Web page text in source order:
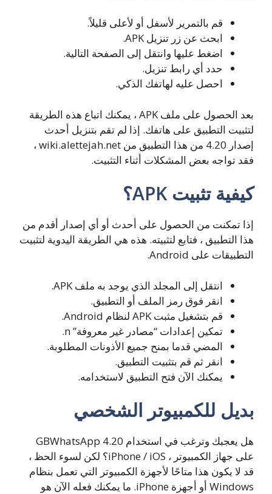
قم بالتمرير لأسفل أو لأعلى قليلاً.
ابحث عن زر تنزيل APK.
اضغط عليها وانتقل إلى الصفحة التالية.
حدد أي رابط تنزيل.
احصل عليه لهاتفك الذكي.
بعد الحصول على ملف APK ، يمكنك اتباع هذه الطريقة
لتثبيت التطبيق على هاتفك. إذا لم تقم بتنزيل أحدث
إصدار 4.20 من هذا التطبيق من wiki.alettejah.net ،
فقد تواجه بعض المشكلات أثناء التثبيت.
كيفية تثبيت APK؟
إذا تمكنت من الحصول على أحدث أو أي إصدار أقدم من
هذا التطبيق ، فتابع لتثبيته. هذه هي الطريقة اليدوية لتثبيت
التطبيقات على Android.
انتقل إلى المجلد الذي يوجد به ملف APK.
انقر فوق رمز الملف أو التطبيق.
قم بتشغيل مثبت APK لنظام Android.
تمكين إعدادات “مصادر غير معروفة” n.
المضي قدما بمنح جميع الأذونات المطلوبة.
انقر ثم قم بتثبيت التطبيق.
يمكنك الآن فتح التطبيق لاستخدامه.
بديل للكمبيوتر الشخصي
هل يعجبك وترغب في استخدام GBWhatsApp 4.20
على جهاز الكمبيوتر ، iPhone / iOS؟ لكن لسوء الحظ ،
قد لا يكون هذا متاحًا لأجهزة الكمبيوتر التي تعمل بنظام
Windows أو أجهزة iPhone. ما يمكنك فعله الآن هو